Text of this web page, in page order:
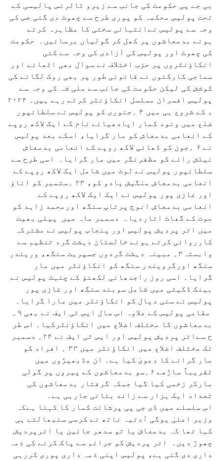
بی جے پی حکومت کی جانب سے زیرو ٹالرنس پالیسی کے
تحت پولیس محکمہ کو پوری طرح سے چھوٹ دی گئی جس کی
وجہ سے پولیس نےانتہائی سختی کا مظاہرہ کرتے
ہوئے بدمعاشوں پر کھل کر گولیاں برسائیں۔ حکومت
کی چھوٹ اور پولیس کی آزادی کی وجہ سے کئی
انکاؤنٹروں پر حزب اختلاف نے سوال بھی اٹھائے اور
سماجی کارکنوں نے قانونی طور پر بھی روک لگانے کی
کوشش کی لیکن حکومت کی جانب سے ملی شہ کی وجہ سے
پولیس افسران مسلسل انکاؤنٹر کرتے رہے ہیں۔ ۲۰۲۴
ء کے شروع ہی میں ۴ ؍جنوری کو پولیس نے سلطانپور
ضلع میں ونود کمار اپادھیائے نام کے ایک لاکھ روپے
کے انعامی بدمعاش کو مار گرایا، اسکے بعد پولیس
نے ۶ ؍جون کو ڈھائی لاکھ روپے کے انعامی بدمعاش
نیلش رائے کو مظفرنگر میں مار گرایا۔ اسی طرح سے
سلطانپور پولیس نے لوٹ میں شامل ایک لاکھ روپے کے
انعامی بدمعاش منگیش یادو کو، ۲۳ ؍ستمبر کو اناؤ
اور غازی پور پولیس نے ایک ایک لاکھ روپے کے
انعامی بدمعاش انوج پرتاپ سنگھ اورمحمد زاہد کو
موت کے گھاٹ اتاردیا۔ دسمبر ماہ میں پیلی بھیت
میں اتر پردیش پولیس اور پنجاب پولیس نے مشترکہ
کارروائی کرتے ہوئے خالصتان دہشت گرد تنظیم سے
وابستہ۳؍ مبینہ دہشت گردوں جسپریت سنگھ، وریندر
سنگھ اورگرویندر سنگھ کو انکاؤنٹر میں مار
گرایا۔ اسی روز راجدھانی لکھنؤ کے چنہٹ پولیس نے
بینک ڈکیتی میں شامل سوبند سنگھ اور غازی پور
پولیس نے سنی دیال کو انکاؤنٹر میں مارا گرایا۔
بدمعاشوں کا مختلف اضلاع میں انکاؤنٹرکیا۔ اس طر
ح سےاتر پردیش پولیس اور ایس ٹی ایف نے ۲۴؍ دسمبر
تک مختلف اضلاع میں انکاؤنٹر میں ۳۳ ؍ افراد کو
مار گرانے کا دعویٰ کیا ہے۔ ان مڈبھیڑوں میں
تقریباً ساڑھے ۶؍سو بدمعاشوں کے پیروں پر گولی
مارکر زخمی کیا گیا جبکہ گرفتار بدمعاشوں کی
تعداد ایک ہزار سے زائد بتائی جارہی ہے۔
اس سلسلے میں ڈی جی پی پرشانت کمار کا کہنا ہےکہ
وزیر اعلیٰ یوگی آدتیہ ناتھ نے کرسی سنبھالتے ہی
کہا تھا کہ بدمعاش یا تو سدھر جائیں یا اترپردیش
چھوڑ دیں۔ اتر پردیش کو جرائم سے پاک کرنے کی ذمہ
داری دی گئی ہے، پولیس اپنی ذمہ داری پوری کررہی